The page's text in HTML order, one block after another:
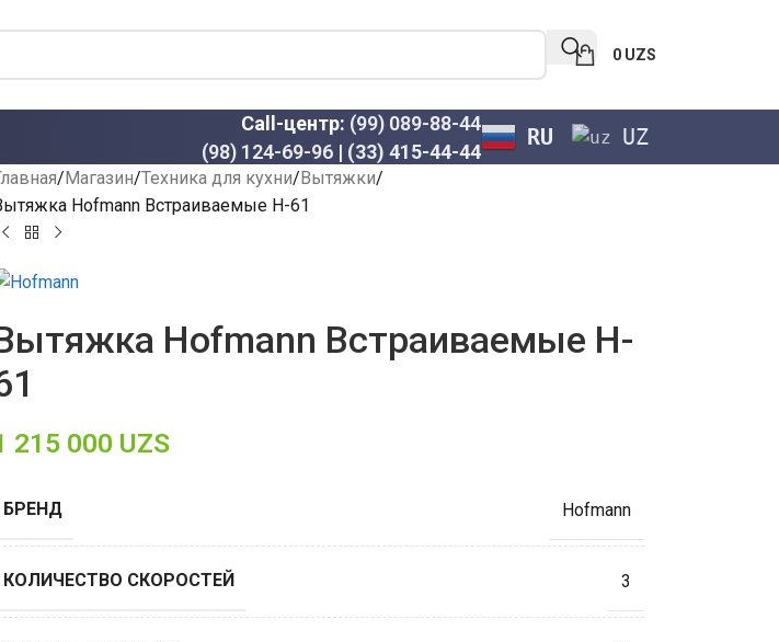
0 UZS
Call-центр: (99) 089-88-44
(98) 124-69-96 | (33) 415-44-44
RU UZ
Магазин Техника для кухни Вытяжки
Hofmann Встраиваемые H-61
Hofmann Встраиваемые H-
215 000 UZS
БРЕНД Hofmann
КОЛИЧЕСТВО СКОРОСТЕЙ 3